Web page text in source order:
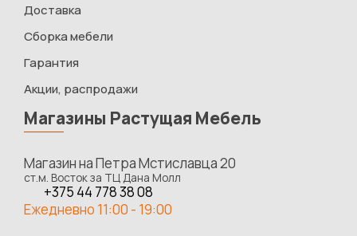
Доставка
Сборка мебели
Гарантия
Акции, распродажи
Магазины Растущая Мебель
Магазин на Петра Мстиславца 20
ст.м. Восток за ТЦ Дана Молл
+375 44 778 38 08
Ежедневно 11:00 - 19:00